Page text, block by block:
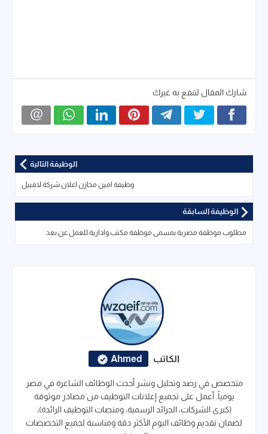
شارك المقال لتنفع به غيرك
الوظيفة التالية
وظيفة امين مخازن اعلان شركة لافييل
الوظيفة السابقة
مطلوب موظفة مصرية بمسمى موظفة مكتب وادارية للعمل عن بعد
الكاتب Ahmed
متخصص في رصد وتحليل ونشر أحدث الوظائف الشاغرة في مصر
يومياً. أعمل على تجميع إعلانات التوظيف من مصادر موثوقة
(كبرى الشركات، الجرائد الرسمية، ومنصات التوظيف الرائدة)،
لضمان تقديم وظائف اليوم الأكثر دقة ومناسبة لجميع التخصصات